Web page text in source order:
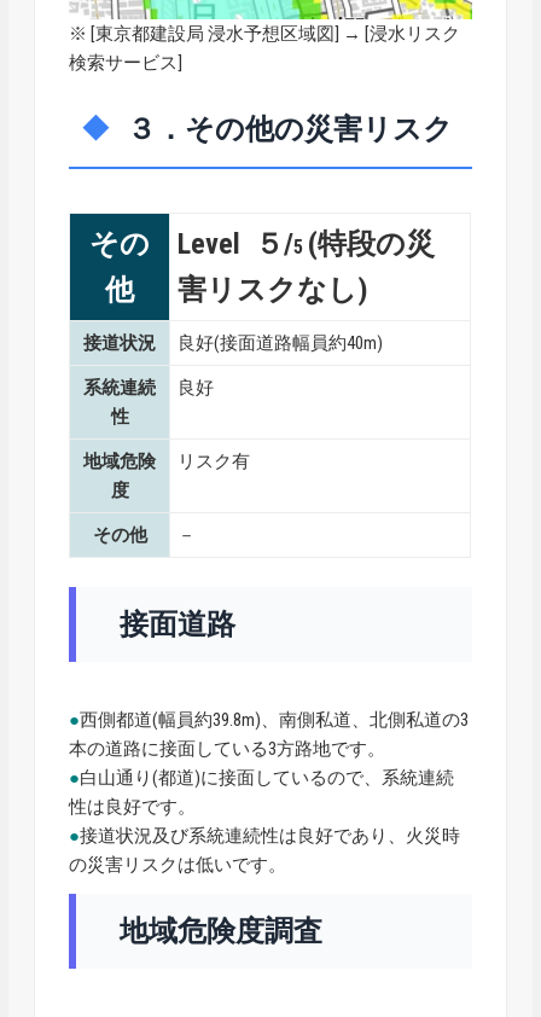
※ [東京都建設局 浸水予想区域図] → [浸水リスク
検索サービス]
３．その他の災害リスク
その
他
Level ５/5 (特段の災
害リスクなし)
接道状況 良好(接面道路幅員約40m)
系統連続
性
良好
地域危険
度
リスク有
その他 －
接面道路
●西側都道(幅員約39.8m)、南側私道、北側私道の3
本の道路に接面している3方路地です。
●白山通り(都道)に接面しているので、系統連続
性は良好です。
●接道状況及び系統連続性は良好であり、火災時
の災害リスクは低いです。
地域危険度調査